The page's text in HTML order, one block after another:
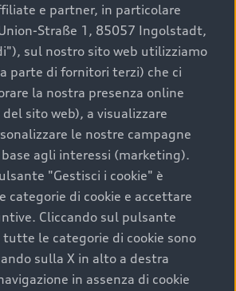
acquistare
Audi
è una decisione che coniuga
e sostenibilità. Per fare un
considerare aspetti
garanzia inclusa e l’affidabilità del
l’auto usata perfetta tramite Audi
e partner, in particolare
Straße 1, 85057 Ingolstadt,
sul nostro sito web utilizziamo
parte di fornitori terzi) che ci
la nostra presenza online
sito web), a visualizzare
le nostre campagne
agli interessi (marketing).
"Gestisci i cookie" è
categorie di cookie e accettare
Cliccando sul pulsante
le categorie di cookie sono
sulla X in alto a destra
in assenza di cookie